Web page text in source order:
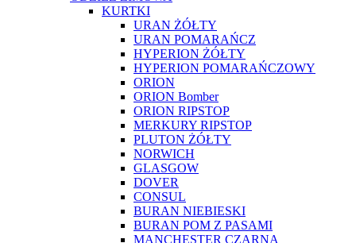
KURTKI
URAN ŻÓŁTY
URAN POMARAŃCZ
HYPERION ŻÓŁTY
HYPERION POMARAŃCZOWY
ORION
ORION Bomber
ORION RIPSTOP
MERKURY RIPSTOP
PLUTON ŻÓŁTY
NORWICH
GLASGOW
DOVER
CONSUL
BURAN NIEBIESKI
BURAN POM Z PASAMI
MANCHESTER CZARNA